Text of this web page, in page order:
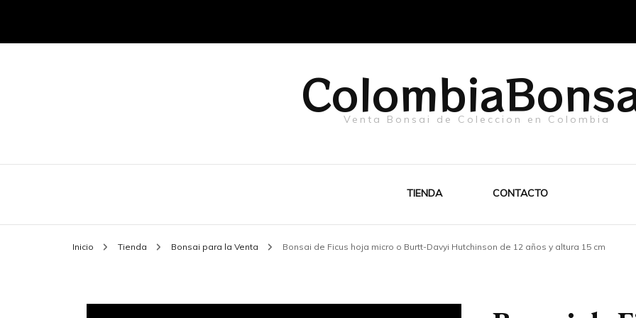
Venta Bonsai de Coleccion en Colombia
TIENDA CONTACTO
Inicio Tienda Bonsai para la Venta Bonsai de Ficus hoja micro o Burtt-Davyi Hutchinson de 12 años y altura 15 cm